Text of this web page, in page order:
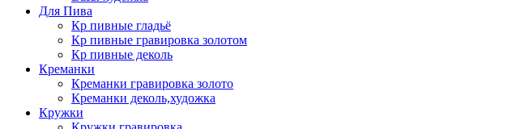
Для Пива
Кр пивные гладьё
Кр пивные гравировка золотом
Кр пивные деколь
Креманки
Креманки гравировка золото
Креманки деколь,художка
Кружки